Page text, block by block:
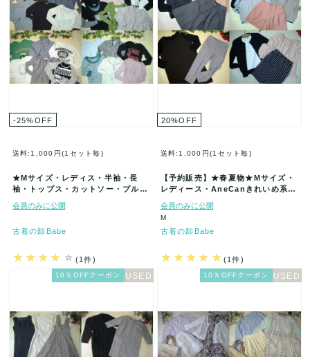
-25%OFF
送料:1,000円(1セット毎)
★Mサイズ・レディス・半袖・長
袖・トップス・カットソー・プルオ
着アイ…
会員のみに公開
古着の卸Babe
(1件)
20%OFF
送料:1,000円(1セット毎)
【予約販売】★春夏物★Mサイズ・
レディース・AneCanきれいめ系★
会員のみに公開
M
古着の卸Babe
(1件)
10％OFFクーポン 10％OFFクーポン